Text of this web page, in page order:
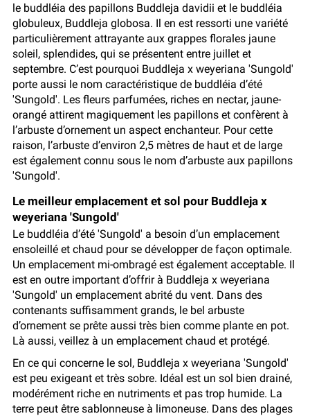
le buddléia des papillons Buddleja davidii et le buddléia
globuleux, Buddleja globosa. Il en est ressorti une variété
particulièrement attrayante aux grappes florales jaune
soleil, splendides, qui se présentent entre juillet et
septembre. C’est pourquoi Buddleja x weyeriana 'Sungold'
porte aussi le nom caractéristique de buddléia d’été
'Sungold'. Les fleurs parfumées, riches en nectar, jaune-
orangé attirent magiquement les papillons et confèrent à
l’arbuste d’ornement un aspect enchanteur. Pour cette
raison, l’arbuste d’environ 2,5 mètres de haut et de large
est également connu sous le nom d’arbuste aux papillons
'Sungold'.
Le meilleur emplacement et sol pour Buddleja x
weyeriana 'Sungold'
Le buddléia d’été 'Sungold' a besoin d’un emplacement
ensoleillé et chaud pour se développer de façon optimale.
Un emplacement mi-ombragé est également acceptable. Il
est en outre important d’offrir à Buddleja x weyeriana
'Sungold' un emplacement abrité du vent. Dans des
contenants suffisamment grands, le bel arbuste
d’ornement se prête aussi très bien comme plante en pot.
Là aussi, veillez à un emplacement chaud et protégé.
En ce qui concerne le sol, Buddleja x weyeriana 'Sungold'
est peu exigeant et très sobre. Idéal est un sol bien drainé,
modérément riche en nutriments et pas trop humide. La
terre peut être sablonneuse à limoneuse. Dans des plages